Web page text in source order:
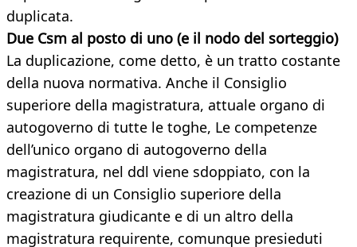
duplicata.
Due Csm al posto di uno (e il nodo del sorteggio)
La duplicazione, come detto, è un tratto costante
della nuova normativa. Anche il Consiglio
superiore della magistratura, attuale organo di
autogoverno di tutte le toghe, Le competenze
dell’unico organo di autogoverno della
magistratura, nel ddl viene sdoppiato, con la
creazione di un Consiglio superiore della
magistratura giudicante e di un altro della
magistratura requirente, comunque presieduti